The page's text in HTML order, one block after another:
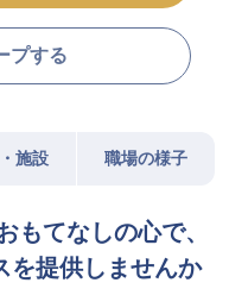
プする
施設 職場の様子
もてなしの心で、
を提供しませんか